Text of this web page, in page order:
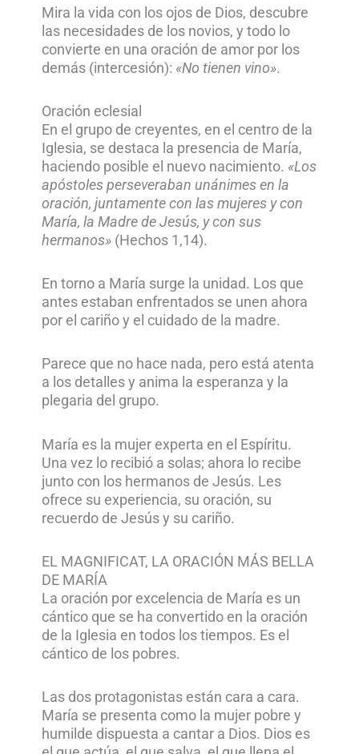
Mira la vida con los ojos de Dios, descubre
las necesidades de los novios, y todo lo
convierte en una oración de amor por los
demás (intercesión): «No tienen vino».
Oración eclesial
En el grupo de creyentes, en el centro de la
Iglesia, se destaca la presencia de María,
haciendo posible el nuevo nacimiento. «Los
apóstoles perseveraban unánimes en la
oración, juntamente con las mujeres y con
María, la Madre de Jesús, y con sus
hermanos» (Hechos 1,14).
En torno a María surge la unidad. Los que
antes estaban enfrentados se unen ahora
por el cariño y el cuidado de la madre.
Parece que no hace nada, pero está atenta
a los detalles y anima la esperanza y la
plegaria del grupo.
María es la mujer experta en el Espíritu.
Una vez lo recibió a solas; ahora lo recibe
junto con los hermanos de Jesús. Les
ofrece su experiencia, su oración, su
recuerdo de Jesús y su cariño.
EL MAGNIFICAT, LA ORACIÓN MÁS BELLA
DE MARÍA
La oración por excelencia de María es un
cántico que se ha convertido en la oración
de la Iglesia en todos los tiempos. Es el
cántico de los pobres.
Las dos protagonistas están cara a cara.
María se presenta como la mujer pobre y
humilde dispuesta a cantar a Dios. Dios es